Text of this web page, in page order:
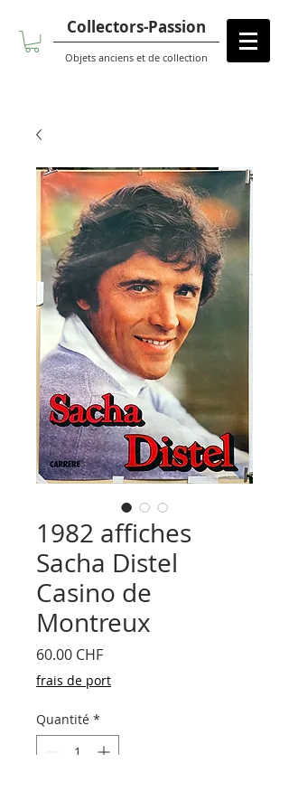
Collectors-Passion
Objets anciens et de collection
1982 affiches
Sacha Distel
Casino de
Montreux
60.00 CHFPrix
frais de port
Quantité *